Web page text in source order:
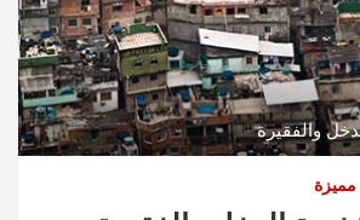
والفقيرة
مميزة